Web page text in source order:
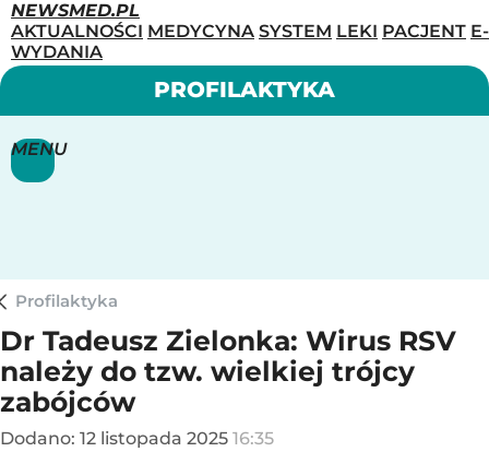
NEWSMED.PL
AKTUALNOŚCI MEDYCYNA SYSTEM LEKI PACJENT E-
WYDANIA
MENU
PROFILAKTYKA
Profilaktyka
Dr Tadeusz Zielonka: Wirus RSV
należy do tzw. wielkiej trójcy
zabójców
Dodano: 12 listopada 2025 16:35